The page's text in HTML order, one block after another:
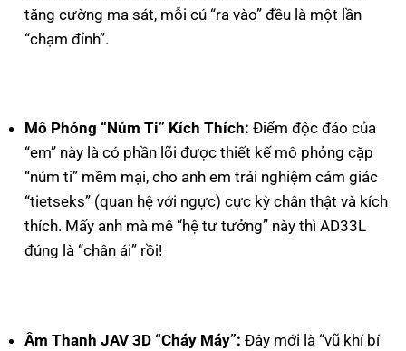
tăng cường ma sát, mỗi cú “ra vào” đều là một lần
“chạm đỉnh”.
Mô Phỏng “Núm Ti” Kích Thích: Điểm độc đáo của
“em” này là có phần lõi được thiết kế mô phỏng cặp
“núm ti” mềm mại, cho anh em trải nghiệm cảm giác
“tietseks” (quan hệ với ngực) cực kỳ chân thật và kích
thích. Mấy anh mà mê “hệ tư tưởng” này thì AD33L
đúng là “chân ái” rồi!
Âm Thanh JAV 3D “Cháy Máy”: Đây mới là “vũ khí bí